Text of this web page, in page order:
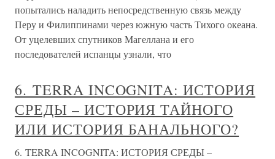
попытались наладить непосредственную связь между
Перу и Филиппинами через южную часть Тихого океана.
От уцелевших спутников Магеллана и его
последователей испанцы узнали, что
6. TERRA INCOGNITA: ИСТОРИЯ
СРЕДЫ – ИСТОРИЯ ТАЙНОГО
ИЛИ ИСТОРИЯ БАНАЛЬНОГО?
6. TERRA INCOGNITA: ИСТОРИЯ СРЕДЫ –